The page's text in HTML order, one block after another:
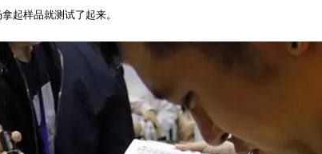
起样品就测试了起来。